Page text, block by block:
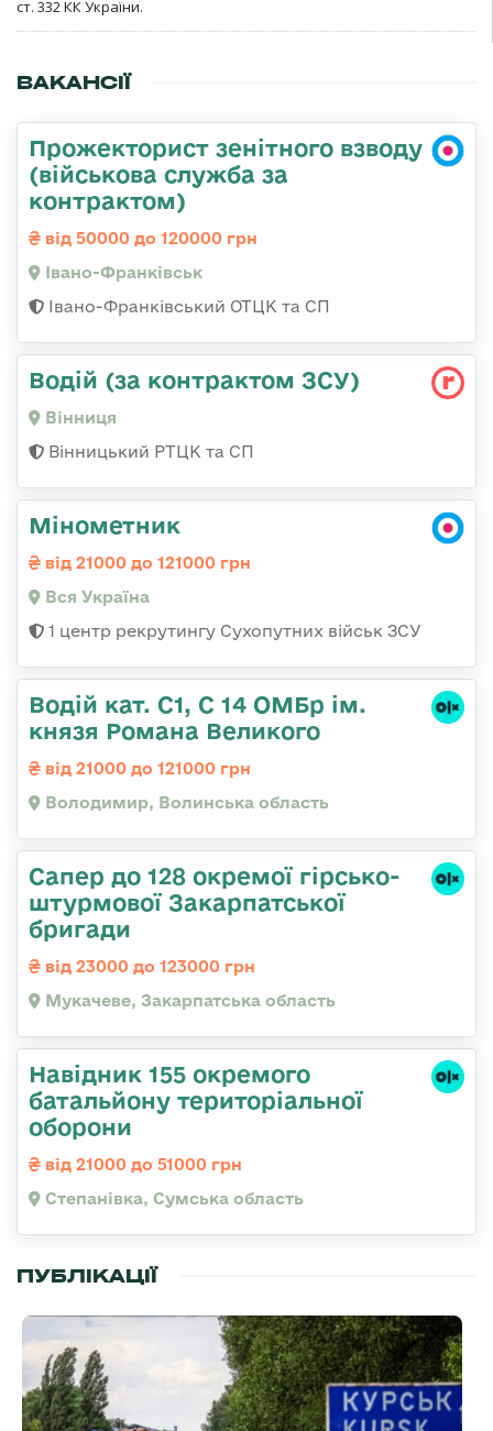
ст. 332 КК України.
ВАКАНСІЇ
Прожекторист зенітного взводу
(військова служба за
контрактом)
від 50000 до 120000 грн
Івано-Франківськ
Івано-Франківський ОТЦК та СП
Водій (за контрактом ЗСУ)
Вінниця
Вінницький РТЦК та СП
Мінометник
від 21000 до 121000 грн
Вся Україна
1 центр рекрутингу Сухопутних військ ЗСУ
Водій кат. С1, С 14 ОМБр ім.
князя Романа Великого
від 21000 до 121000 грн
Володимир, Волинська область
Сапер до 128 окремої гірсько-
штурмової Закарпатської
бригади
від 23000 до 123000 грн
Мукачеве, Закарпатська область
Навідник 155 окремого
батальйону територіальної
оборони
від 21000 до 51000 грн
Степанівка, Сумська область
ПУБЛІКАЦІЇ